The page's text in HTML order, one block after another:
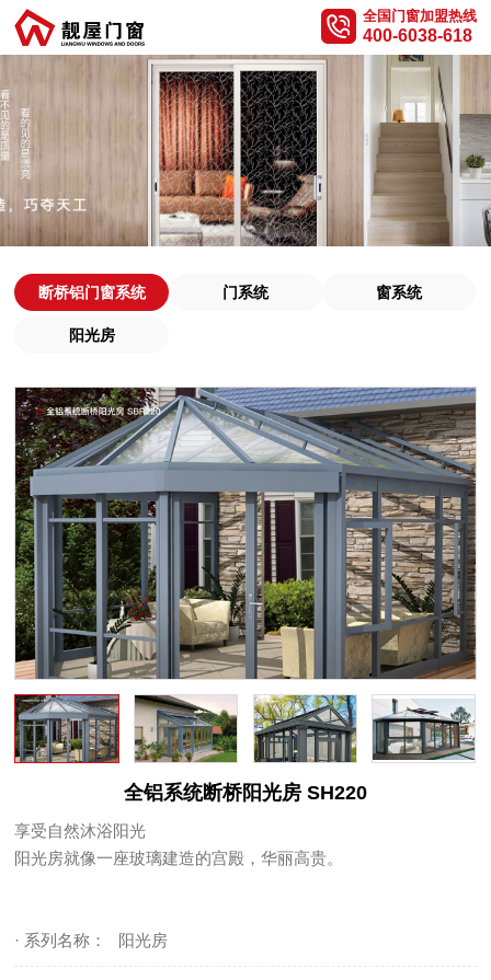
全国门窗加盟热线
400-6038-618
断桥铝门窗系统 门系统 窗系统
阳光房
全铝系统断桥阳光房 SH220
享受自然沐浴阳光
阳光房就像一座玻璃建造的宫殿，华丽高贵。
· 系列名称： 阳光房